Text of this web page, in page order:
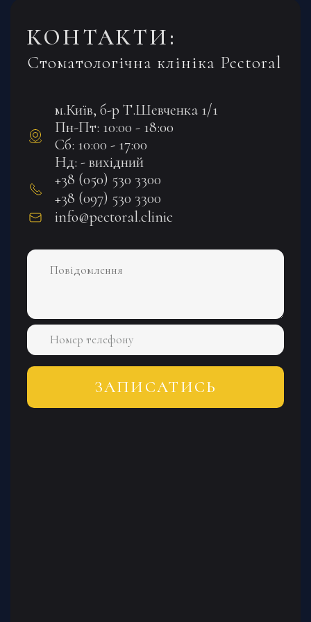
КОНТАКТИ:
Стоматологічна клініка Pectoral
м.Київ, б-р Т.Шевченка 1/1
Пн-Пт: 10:00 - 18:00
Сб: 10:00 - 17:00
Нд: - вихідний
+38 (050) 530 3300
+38 (097) 530 3300
info@pectoral.clinic